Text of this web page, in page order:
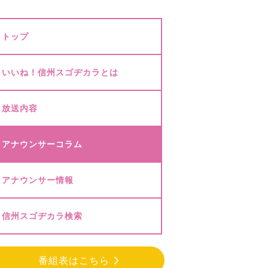
トップ
いいね！信州スゴヂカラとは
放送内容
アナウンサーコラム
アナウンサー情報
信州スゴヂカラ検索
番組表はこちら